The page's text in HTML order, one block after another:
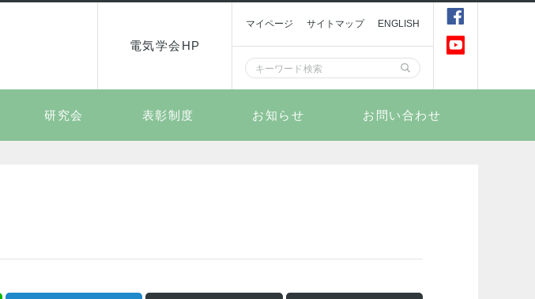
電気学会HP
マイページ サイトマップ ENGLISH
研究会 表彰制度 お知らせ お問い合わせ